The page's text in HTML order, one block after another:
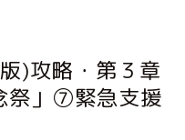
)攻略・第３章
祭」⑦緊急支援